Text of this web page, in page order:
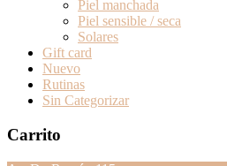
Piel manchada
Piel sensible / seca
Solares
Gift card
Nuevo
Rutinas
Sin Categorizar
Carrito